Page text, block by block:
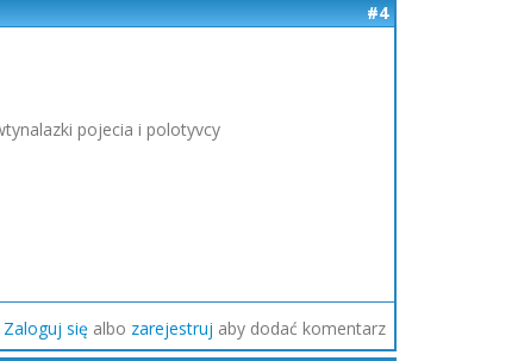
#4
pojecia i polotyvcy
Zaloguj się albo zarejestruj aby dodać komentarz